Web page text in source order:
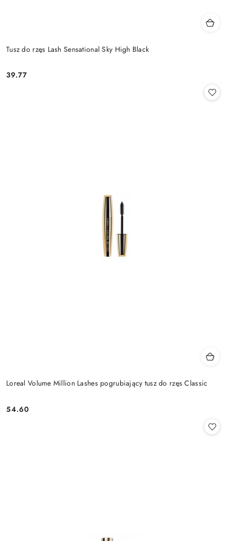
Tusz do rzęs Lash Sensational Sky High Black
Cena:
39.77
Loreal Volume Million Lashes pogrubiający tusz do rzęs Classic
Cena:
54.60